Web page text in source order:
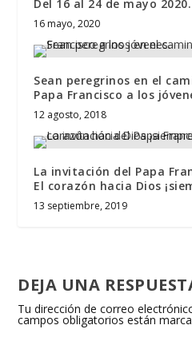
Del 16 al 24 de mayo 2020.
16 mayo, 2020
Sean peregrinos en el
Papa Francisco a los
12 agosto, 2018
La invitación del Papa
El corazón hacia Dios
13 septiembre, 2019
DEJA UNA
Tu dirección de correo
campos obligatorios están